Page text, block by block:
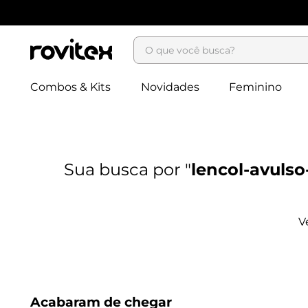
O que você busca?
Combos & Kits Novidades Feminino
lencol-
Acabaram de chegar